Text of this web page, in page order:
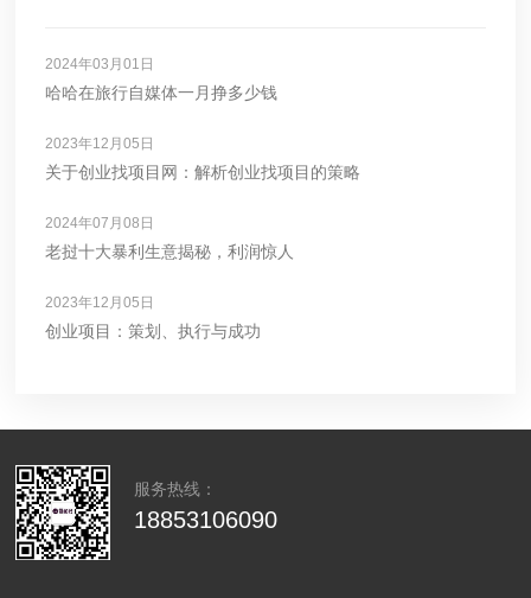
2024年03月01日
哈哈在旅行自媒体一月挣多少钱
2023年12月05日
关于创业找项目网：解析创业找项目的策略
2024年07月08日
老挝十大暴利生意揭秘，利润惊人
2023年12月05日
创业项目：策划、执行与成功
服务热线：
18853106090